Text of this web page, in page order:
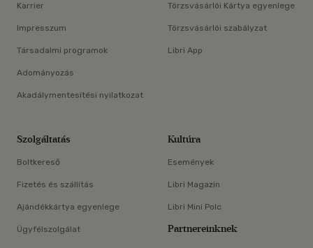
Karrier
Impresszum
Társadalmi programok
Adományozás
Akadálymentesítési nyilatkozat
Törzsvásárlói Kártya egyenlege
Törzsvásárlói szabályzat
Libri App
Szolgáltatás
Boltkereső
Fizetés és szállítás
Ajándékkártya egyenlege
Ügyfélszolgálat
Kultúra
Események
Libri Magazin
Libri Mini Polc
Partnereinknek